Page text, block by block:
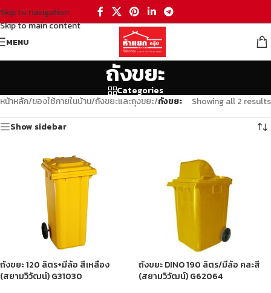
Skip to navigation
Skip to main content
MENU
ถังขยะ
Categories
หน้าหลัก/ของใช้ภายในบ้าน/ถังขยะและถุงขยะ/ถังขยะ
Showing all 2 results
Show sidebar
ถังขยะ 120 ลิตร+มีล้อ สีเหลือง
(สยามวิวัฒน์) G31030
ถังขยะ DINO 190 ลิตร/มีล้อ คละสี
(สยามวิวัฒน์) G62064